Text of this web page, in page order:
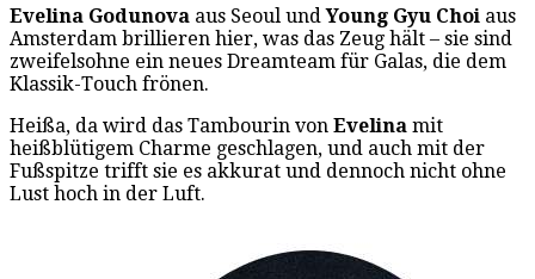
Evelina Godunova aus Seoul undYoung Gyu Choi aus
Amsterdam brillieren hier, was das Zeug hält – sie sind
zweifelsohne ein neues Dreamteam für Galas, die dem
Klassik-Touch frönen.
Heißa, da wird das Tambourin von Evelina mit
heißblütigem Charme geschlagen, und auch mit der
Fußspitze trifft sie es akkurat und dennoch nicht ohne
Lust hoch in der Luft.